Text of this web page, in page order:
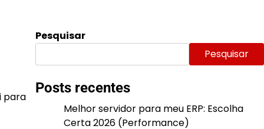
para
Pesquisar
Pesquisar
Posts recentes
Melhor servidor para meu ERP: Escolha
Certa 2026 (Performance)